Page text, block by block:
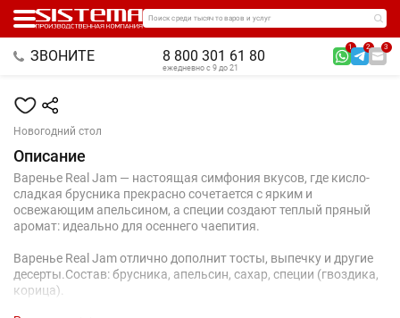
Поиск среди тысяч товаров и услуг
ЗВОНИТЕ 8 800 301 61 80
1 2 3
ежедневно с 9 до 21
Новогодний стол
Описание
Варенье Real Jam — настоящая симфония вкусов, где кисло-
сладкая брусника прекрасно сочетается с ярким и
освежающим апельсином, а специи создают теплый пряный
аромат: идеально для осеннего чаепития.
Варенье Real Jam отлично дополнит тосты, выпечку и другие
десерты.Состав: брусника, апельсин, сахар, специи (гвоздика,
корица).